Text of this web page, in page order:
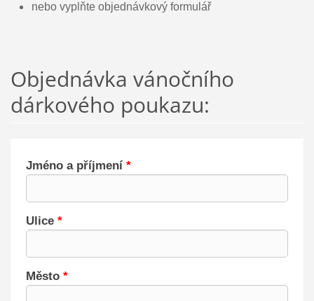
nebo vyplňte objednávkový formulář
Objednávka vánočního
dárkového poukazu: